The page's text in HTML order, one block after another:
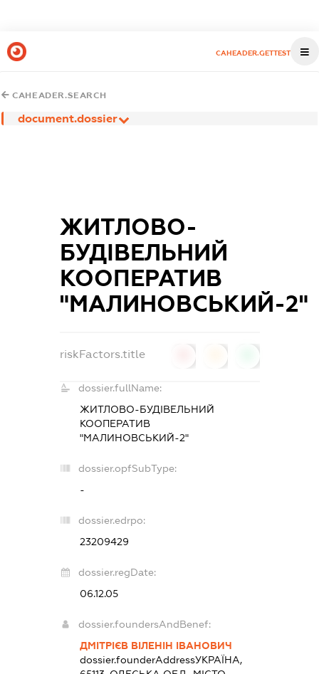
CAHEADER.GETTEST
CAHEADER.SEARCH
document.dossier
ЖИТЛОВО-
БУДІВЕЛЬНИЙ
КООПЕРАТИВ
"МАЛИНОВСЬКИЙ-2"
riskFactors.title
dossier.fullName:
ЖИТЛОВО-БУДІВЕЛЬНИЙ
КООПЕРАТИВ
"МАЛИНОВСЬКИЙ-2"
dossier.opfSubType:
-
dossier.edrpo:
23209429
dossier.regDate:
06.12.05
dossier.foundersAndBenef:
ДМІТРІЄВ ВІЛЕНІН ІВАНОВИЧ
dossier.founderAddressУКРАЇНА,